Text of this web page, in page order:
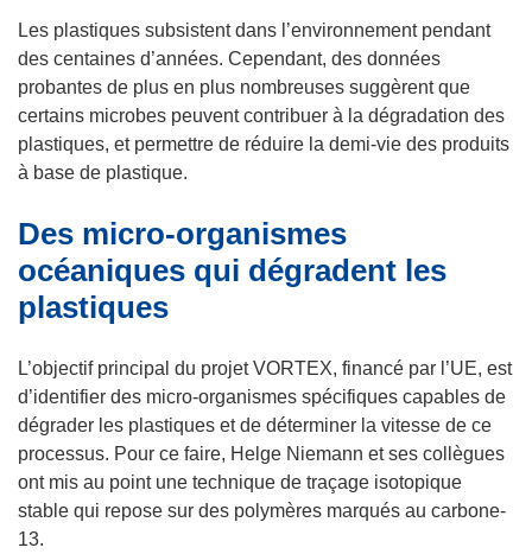
Les plastiques subsistent dans l’environnement pendant
des centaines d’années. Cependant, des données
probantes de plus en plus nombreuses suggèrent que
certains microbes peuvent contribuer à la dégradation des
plastiques, et permettre de réduire la demi-vie des produits
à base de plastique.
Des micro-organismes
océaniques qui dégradent les
plastiques
L’objectif principal du projet VORTEX, financé par l’UE, est
d’identifier des micro-organismes spécifiques capables de
dégrader les plastiques et de déterminer la vitesse de ce
processus. Pour ce faire, Helge Niemann et ses collègues
ont mis au point une technique de traçage isotopique
stable qui repose sur des polymères marqués au carbone-
13.